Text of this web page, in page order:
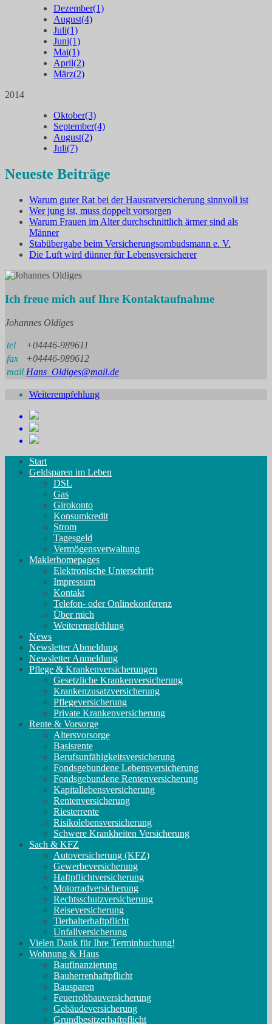
Dezember(1)
August(4)
Juli(1)
Juni(1)
Mai(1)
April(2)
März(2)
2014
Oktober(3)
September(4)
August(2)
Juli(7)
Neueste Beiträge
Warum guter Rat bei der Hausratversicherung sinnvoll ist
Wer jung ist, muss doppelt vorsorgen
Warum Frauen im Alter durchschnittlich ärmer sind als
Männer
Stabübergabe beim Versicherungsombudsmann e. V.
Die Luft wird dünner für Lebensversicherer
Ich freue mich auf Ihre Kontaktaufnahme
Johannes Oldiges
tel
+04446-989611
fax
+04446-989612
mail Hans_Oldiges@mail.de
Weiterempfehlung
Start
Geldsparen im Leben
DSL
Gas
Girokonto
Konsumkredit
Strom
Tagesgeld
Vermögensverwaltung
Maklerhomepages
Elektronische Unterschrift
Impressum
Kontakt
Telefon- oder Onlinekonferenz
Über mich
Weiterempfehlung
News
Newsletter Abmeldung
Newsletter Anmeldung
Pflege & Krankenversicherungen
Gesetzliche Krankenversicherung
Krankenzusatzversicherung
Pflegeversicherung
Private Krankenversicherung
Rente & Vorsorge
Altersvorsorge
Basisrente
Berufs­unfähigkeitsversicherung
Fondsgebundene Lebensversicherung
Fondsgebundene Rentenversicherung
Kapitallebensversicherung
Rentenversicherung
Riesterrente
Risikolebensversicherung
Schwere Krankheiten Versicherung
Sach & KFZ
Autoversicherung (KFZ)
Gewerbeversicherung
Haftpflichtversicherung
Motorradversicherung
Rechtsschutzversicherung
Reiseversicherung
Tierhalterhaftpflicht
Unfallversicherung
Vielen Dank für Ihre Terminbuchung!
Wohnung & Haus
Baufinanzierung
Bauherrenhaftpflicht
Bausparen
Feuerrohbauversicherung
Gebäudeversicherung
Grundbesitzerhaftpflicht